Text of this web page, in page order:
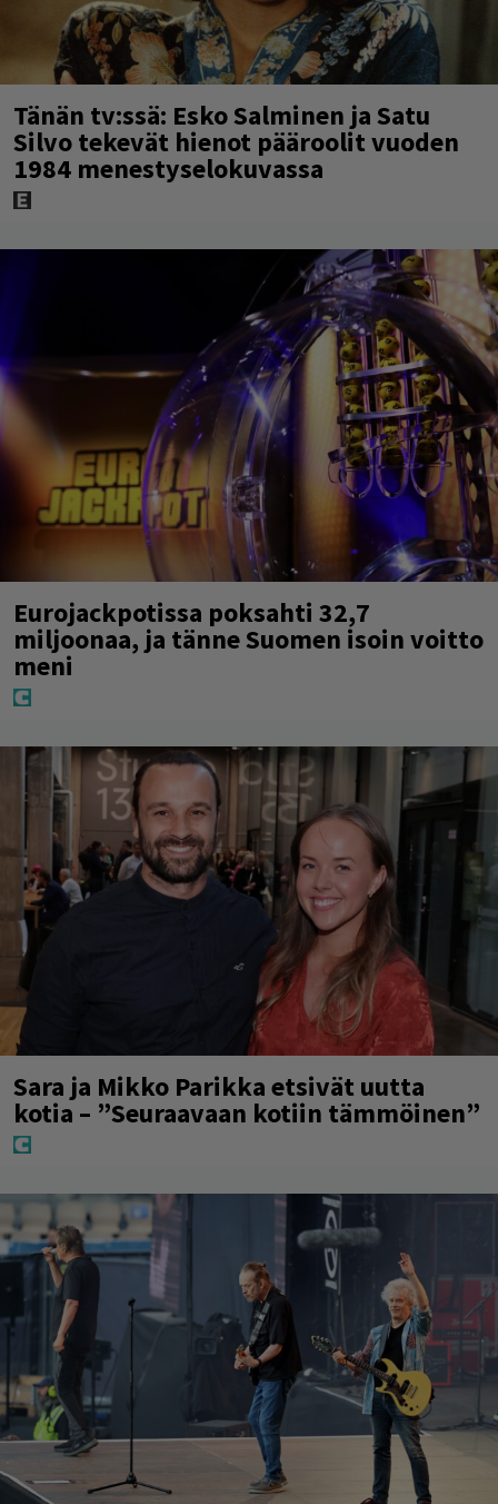
Tänän tv:ssä: Esko Salminen ja Satu
Silvo tekevät hienot pääroolit vuoden
1984 menestyselokuvassa
Eurojackpotissa poksahti 32,7
miljoonaa, ja tänne Suomen isoin voitto
meni
Sara ja Mikko Parikka etsivät uutta
kotia – ”Seuraavaan kotiin tämmöinen”